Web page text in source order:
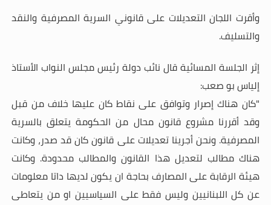
وأقرت اللجان التعديلات على قانوني السرية المصرفية والنقد
والتسليف.
إثر الجلسة المسائية قال نائب دولة رئيس مجلس النواب الأستاذ
إلياس بو صعب:
"كان هناك إصرار وتوافق على نقاط كان عليها خلاف من قبل
وقد أقررنا مشروع قانون محال من الحكومة يتعلق بالسرية
المصرفية. ونحن أجرينا تعديلات على قانون كان قد صدر، وكانت
هناك مطالب لتعديل هذا القانون والمطالب محدودة. وكانت
هيئة الرقابة على المصارف بحاجة ان يكون لديها داتا معلومات
عن كل اللبنانيين وليس فقط على السياسيين او من يتعاطى